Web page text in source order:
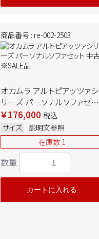
商品番号 : re-002-2503
オカムラ アルトピアッツァシ
リーズ パーソナルソファセッ
ト 中古 ※SALE品
￥176,000 税込
サイズ
説明文参照
在庫数 1
数量
カートに入れる